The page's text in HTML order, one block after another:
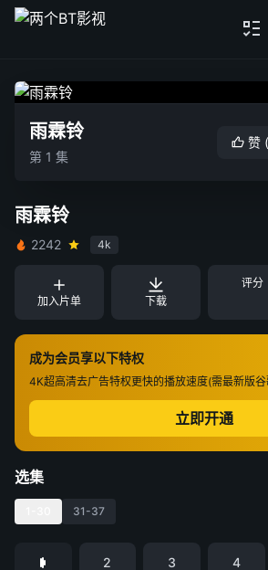
雨霖铃
第 1 集
赞 (
雨霖铃
2242
4k
加入片单 下载
评分
成为会员享以下特权
4K超高清去广告特权更快的播放速度(需最新版
立即开通
选集
31-37
2 3 4